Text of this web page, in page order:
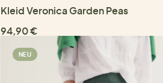
Kleid Veronica Garden Peas
94,90 €
NEU